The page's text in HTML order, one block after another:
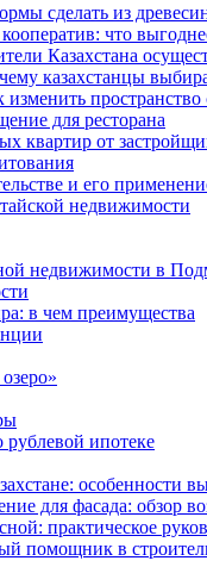
сделать из
что
Казахстана
казахстанцы
пространство
для ресторана
квартир от
и его
недвижимости
недвижимости в
в чем преимущества
ипотеке
особенности
для фасада: обзор
практическое
помощник в